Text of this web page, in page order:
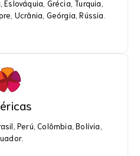
Grécia, Turquia,
Ucrânia, Geórgia, Rússia.
Ucrânia, Geórgia, Rússia.
Perú, Colômbia, Bolívia,
Perú, Colômbia, Bolívia,